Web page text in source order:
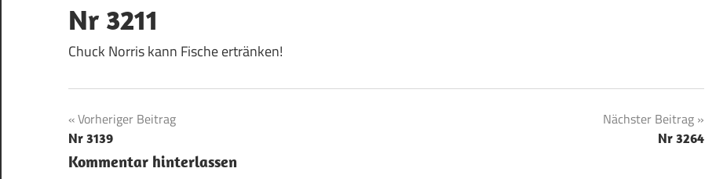
Nr 3211
Chuck Norris kann Fische ertränken!
Beitragsnavigation
Vorheriger Beitrag
Nr 3139
Nächster Beitrag
Nr 3264
Kommentar hinterlassen